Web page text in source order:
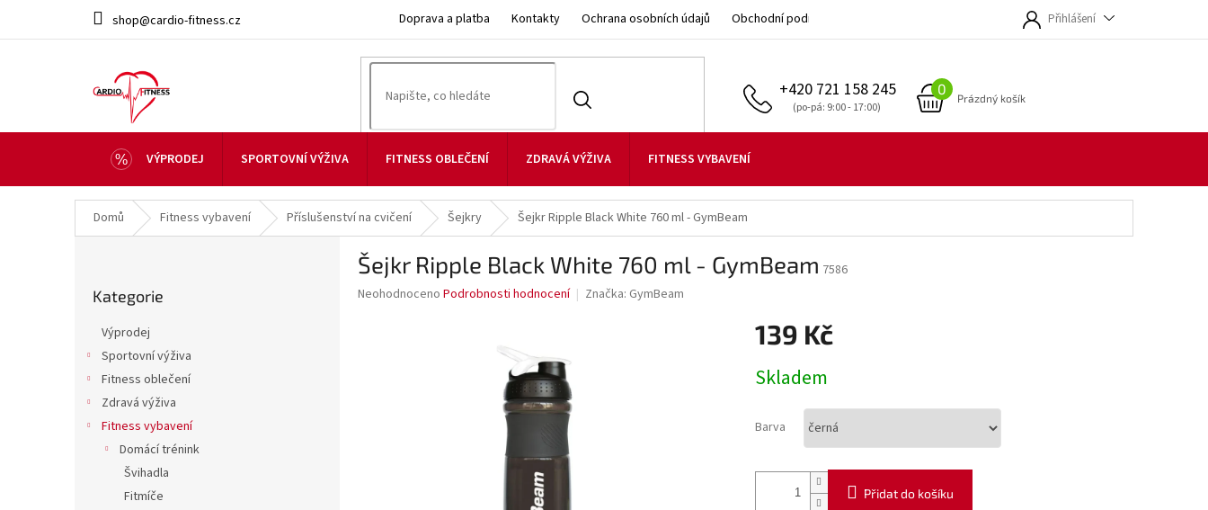
obsah
shop@cardio-fitness.cz Doprava a platba Kontakty Ochrana osobních údajů Obchodní podmínky Přihlášení
+420 721 158 245
NÁKUPNÍ
Prázdný košík
VÝPRODEJ SPORTOVNÍ VÝŽIVA FITNESS OBLEČENÍ ZDRAVÁ VÝŽIVA FITNESS VYBAVENÍ
Domů Fitness vybavení Příslušenství na cvičení Šejkry Šejkr Ripple Black White 760 ml - GymBeam
kategorie
Kategorie
Výprodej
Sportovní výživa
Fitness oblečení
Zdravá výživa
Fitness vybavení
Domácí trénink
Švihadla
Fitmíče
Šejkr Ripple Black White 760 ml - GymBeam 7586
Průměrné
Neohodnoceno Podrobnosti hodnocení Značka: GymBeam
139 Kč
cena:
Skladem
Barva
Přidat do košíku